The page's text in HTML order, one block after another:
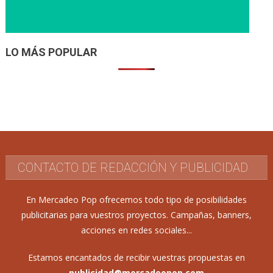
LO MÁS POPULAR
CONTACTO DE REDACCIÓN Y PUBLICIDAD
En Mercadeo Pop ofrecemos todo tipo de posibilidades
publicitarias para vuestros proyectos. Campañas, banners,
acciones en redes sociales...
Estamos encantados de recibir vuestras propuestas en